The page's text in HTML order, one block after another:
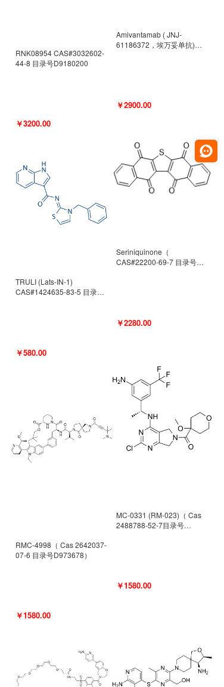
RNK08954 CAS#3032602-
44-8 目录号D9180200
￥3200.00
TRULI (Lats-IN-1)
CAS#1424635-83-5 目录号
￥580.00
RMC-4998（ Cas 2642037-
07-6 目录号D973678）
￥1580.00
Amivantamab ( JNJ-
61186372，埃万妥单抗)
￥2900.00
Seriniquinone（
CAS#22200-69-7 目录号
￥2280.00
MC-0331 (RM-023)（ Cas
2488788-52-7目录号
￥1580.00